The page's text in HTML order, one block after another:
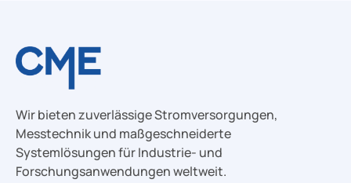
Wir bieten zuverlässige Stromversorgungen,
Messtechnik und maßgeschneiderte
Systemlösungen für Industrie- und
Forschungsanwendungen weltweit.